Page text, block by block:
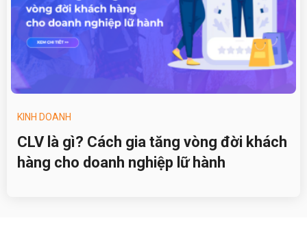
KINH DOANH
CLV là gì? Cách gia tăng vòng đời khách
hàng cho doanh nghiệp lữ hành